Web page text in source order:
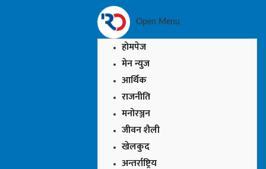
Open Menu
होमपेज
मेन न्युज
आर्थिक
राजनीति
मनोरञ्जन
जीवन शैली
खेलकुद
अन्तर्राष्ट्रिय